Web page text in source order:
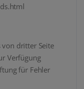
von dritter Seite
Verfügung
für Fehler